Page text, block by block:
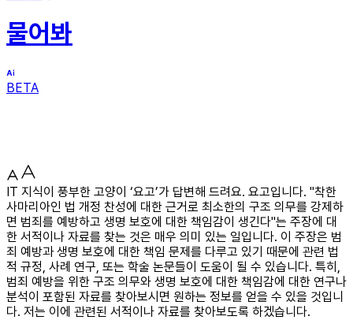
물어봐
BETA
IT 지식이 풍부한 고양이 ‘요고’가 답변해 드려요. 요고입니다. "착한
사마리아인 법 개정 찬성에 대한 근거로 최소한의 구조 의무를 강제하
면 범죄를 예방하고 생명 보호에 대한 책임감이 생긴다"는 주장에 대
한 서적이나 자료를 찾는 것은 매우 의미 있는 일입니다. 이 주장은 범
죄 예방과 생명 보호에 대한 책임 문제를 다루고 있기 때문에 관련 법
적 규정, 사례 연구, 또는 학술 논문들이 도움이 될 수 있습니다. 특히,
범죄 예방을 위한 구조 의무와 생명 보호에 대한 책임감에 대한 연구나
분석이 포함된 자료를 찾아보시면 원하는 정보를 얻을 수 있을 것입니
다. 저는 이에 관련된 서적이나 자료를 찾아보도록 하겠습니다.